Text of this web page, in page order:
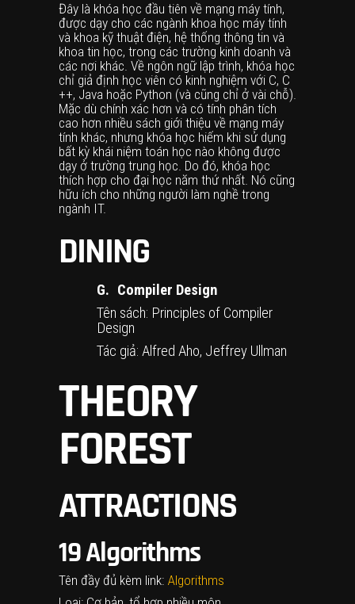
Đây là khóa học đầu tiên về mạng máy tính,
được dạy cho các ngành khoa học máy tính
và khoa kỹ thuật điện, hệ thống thông tin và
khoa tin học, trong các trường kinh doanh và
các nơi khác. Về ngôn ngữ lập trình, khóa học
chỉ giả định học viên có kinh nghiệm với C, C
++, Java hoặc Python (và cũng chỉ ở vài chỗ).
Mặc dù chính xác hơn và có tính phân tích
cao hơn nhiều sách giới thiệu về mạng máy
tính khác, nhưng khóa học hiếm khi sử dụng
bất kỳ khái niệm toán học nào không được
dạy ở trường trung học. Do đó, khóa học
thích hợp cho đại học năm thứ nhất. Nó cũng
hữu ích cho những người làm nghề trong
ngành IT.
DINING
G. Compiler Design
Tên sách: Principles of Compiler
Design
Tác giả: Alfred Aho, Jeffrey Ullman
THEORY
FOREST
ATTRACTIONS
19Algorithms
Tên đầy đủ kèm link: Algorithms